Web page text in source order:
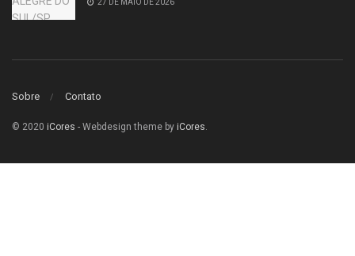
27 DE MAIO DE 2026
Sobre Contato
© 2020 iCores - Webdesign theme by iCores